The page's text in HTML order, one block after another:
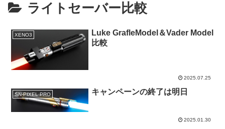
ライトセーバー比較
XENO3
Luke GrafleModel＆Vader Model
比較
2025.07.25
SN-PIXEL PRO キャンペーンの終了は明日
2025.01.30